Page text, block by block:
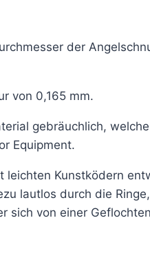
der
von 0,165 mm.
gebräuchlich,
Equipment.
Kunstködern
lautlos durch die
sich von einer